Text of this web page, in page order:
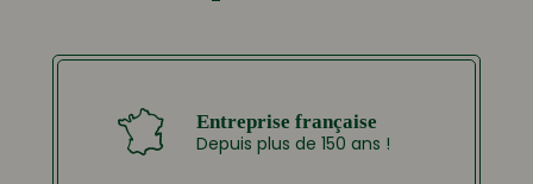
Entreprise française
Depuis plus de 150 ans !